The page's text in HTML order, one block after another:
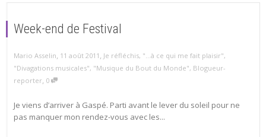
Week-end de Festival
Mario Asselin, 11 août 2011 , Je réfléchis, "...à ce qui me fait plaisir",
"Divagations musicales", "Musique du Bout du Monde", Blogueur-
reporter, 0
Je viens d’arriver à Gaspé. Parti avant le lever du soleil pour ne
pas manquer mon rendez-vous avec les...